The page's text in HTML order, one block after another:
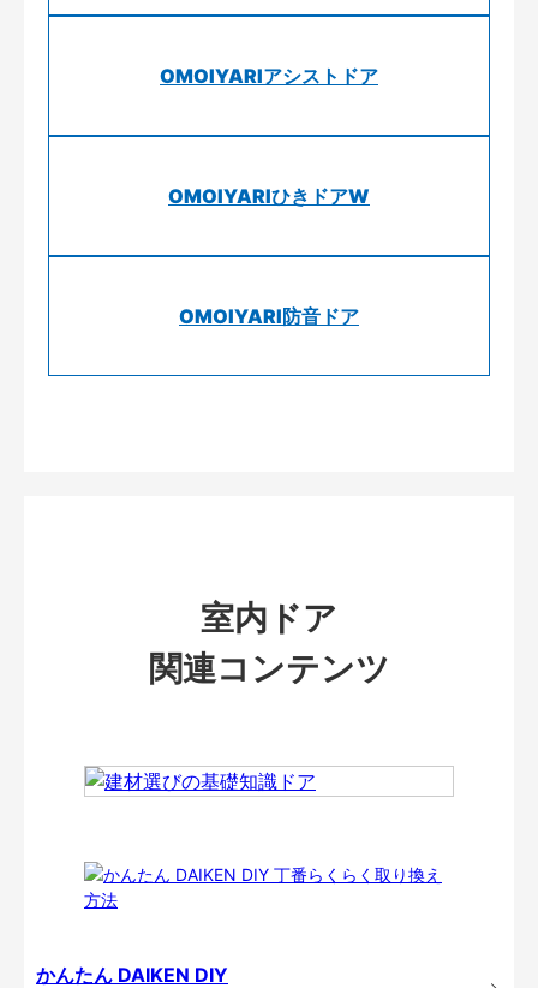
OMOIYARIアシストドア
OMOIYARIひきドアW
OMOIYARI防音ドア
室内ドア
関連コンテンツ
かんたん DAIKEN DIY